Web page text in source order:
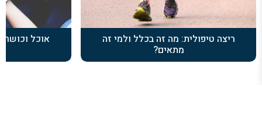
ריצה טיפולית: מה זה בכלל ולמי זה
מתאים?
אוכל וכושר: